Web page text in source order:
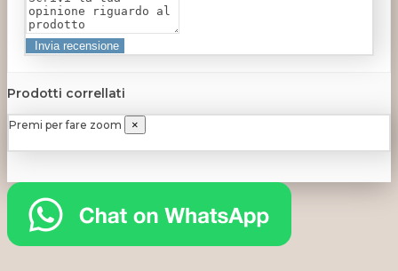
Prodotti correllati
Premi per fare zoom ×